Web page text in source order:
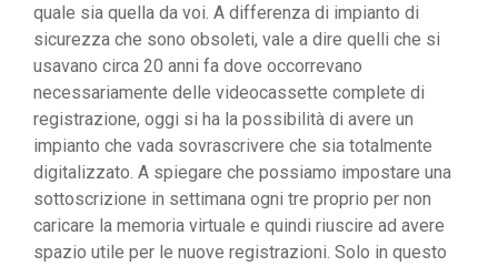
quale sia quella da voi. A differenza di impianto di
sicurezza che sono obsoleti, vale a dire quelli che si
usavano circa 20 anni fa dove occorrevano
necessariamente delle videocassette complete di
registrazione, oggi si ha la possibilità di avere un
impianto che vada sovrascrivere che sia totalmente
digitalizzato. A spiegare che possiamo impostare una
sottoscrizione in settimana ogni tre proprio per non
caricare la memoria virtuale e quindi riuscire ad avere
spazio utile per le nuove registrazioni. Solo in questo